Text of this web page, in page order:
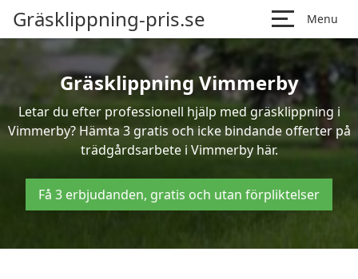
Gräsklippning-pris.se Menu
Gräsklippning Vimmerby
Letar du efter professionell hjälp med gräsklippning i
Vimmerby? Hämta 3 gratis och icke bindande offerter på
trädgårdsarbete i Vimmerby här.
Få 3 erbjudanden, gratis och utan förpliktelser